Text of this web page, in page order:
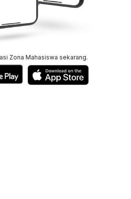
Zona Mahasiswa sekarang.